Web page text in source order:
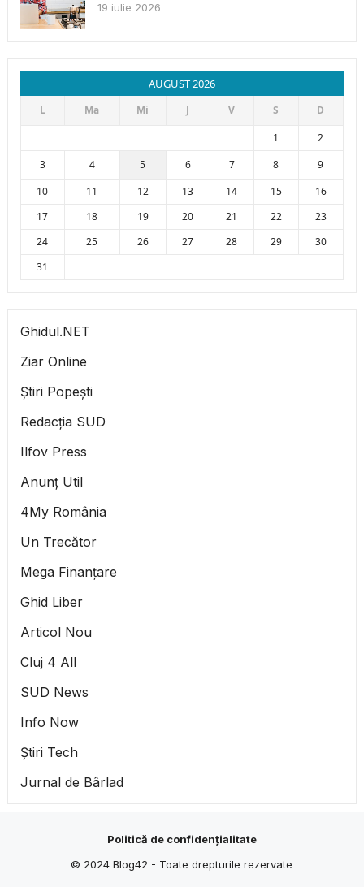
19 iulie 2026
AUGUST 2026
L Ma Mi J V S
D
1
2
3
4 5 6 7 8
9
10
11 12 13 14 15
16
17
18 19 20 21 22
23
24
25 26 27 28 29
30
31
Ghidul.NET
Ziar Online
Știri Popești
Redacția SUD
Ilfov Press
Anunț Util
4My România
Un Trecător
Mega Finanțare
Ghid Liber
Articol Nou
Cluj 4 All
SUD News
Info Now
Știri Tech
Jurnal de Bârlad
Politică de confidențialitate
© 2024Blog42 - Toate drepturile rezervate